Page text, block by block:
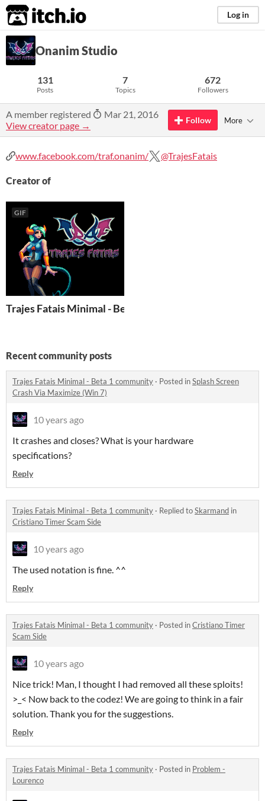
itch.io Log in
Onanim Studio
131
Posts
7
Topics
672
Followers
A member registered
Mar 21, 2016
View creator page →
Follow More
www.facebook.com/traf.onanim/ @TrajesFatais
Creator of
GIF
Trajes Fatais Minimal - Beta 1
Recent community posts
Trajes Fatais Minimal - Beta 1 community · Posted inSplash Screen
Crash Via Maximize (Win 7)
10 years ago
It crashes and closes? What is your hardware
specifications?
Reply
Trajes Fatais Minimal - Beta 1 community · Replied toSkarmand in
Cristiano Timer Scam Side
10 years ago
The used notation is fine. ^^
Reply
Trajes Fatais Minimal - Beta 1 community · Posted inCristiano Timer
Scam Side
10 years ago
Nice trick! Man, I thought I had removed all these sploits!
>_< Now back to the codez! We are going to think in a fair
solution. Thank you for the suggestions.
Reply
Trajes Fatais Minimal - Beta 1 community · Posted in Problem -
Lourenco